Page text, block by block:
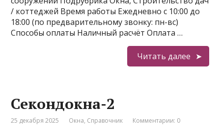
/ коттеджей Время работы Ежедневно с 10:00 до
18:00 (по предварительному звонку: пн-вс)
Способы оплаты Наличный расчёт Оплата …
Читать далее
Секондокна-2
25 декабря 2025 Окна, Справочник Комментарии: 0